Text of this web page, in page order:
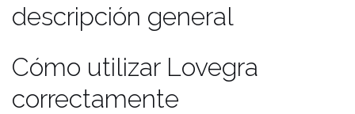
descripción general
Cómo utilizar Lovegra
correctamente